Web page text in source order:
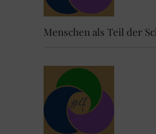
Menschen als Teil der